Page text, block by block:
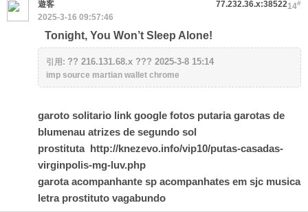
14#
遊客
77.232.36.x:38522
2025-3-16 09:57:46
Tonight, You Won’t Sleep Alone!
引用: ?? 216.131.68.x ??? 2025-3-8 15:14
imp source martian wallet chrome
garoto solitario link google fotos putaria garotas de
blumenau atrizes de segundo sol
prostituta http://knezevo.info/vip10/putas-casadas-
virginpolis-mg-luv.php
garota acompanhante sp acompanhates em sjc musica
letra prostituto vagabundo